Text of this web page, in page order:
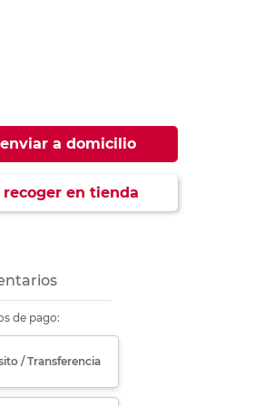
a domicilio
en tienda
de pago:
/ Transferencia